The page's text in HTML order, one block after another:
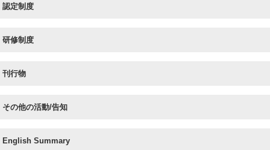
認定制度
研修制度
刊行物
その他の活動/告知
English Summary